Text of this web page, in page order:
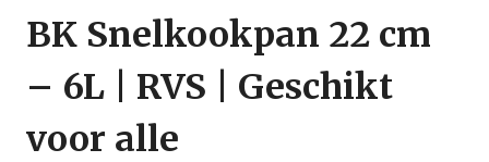
BK Snelkookpan 22 cm
– 6L | RVS | Geschikt
voor alle